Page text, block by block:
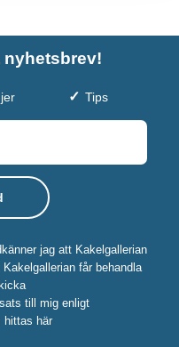
nyhetsbrev!
Tips
jag att Kakelgallerian
får behandla
till mig enligt
hittas här